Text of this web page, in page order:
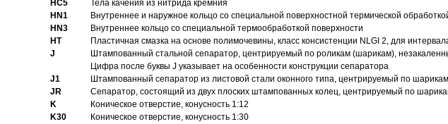
HC5
Тела качения из нитрида кремния
HN1
Bнутреннее и наружное кольцо со специальной поверхностной термической
HN3
Внутреннее кольцо со специальной термообработкой поверхности
HT
Пластичная смазка на основе полимочевины, класс консистенции NLGI 2, для
J
Штампованный стальной сепаратор, центрируемый по роликам (шарикам),
Цифра после буквы J указывает на особенности конструкции сепаратора
J1
Штампованный сепаратор из листовой стали оконного типа, центрируемый по шарикам
JR
Сепаратор, состоящий из двух плоских штампованных колец, центрируемый по
K
Коническое отверстие, конусность 1:12
K30
Коническое отверстие, конусность 1:30